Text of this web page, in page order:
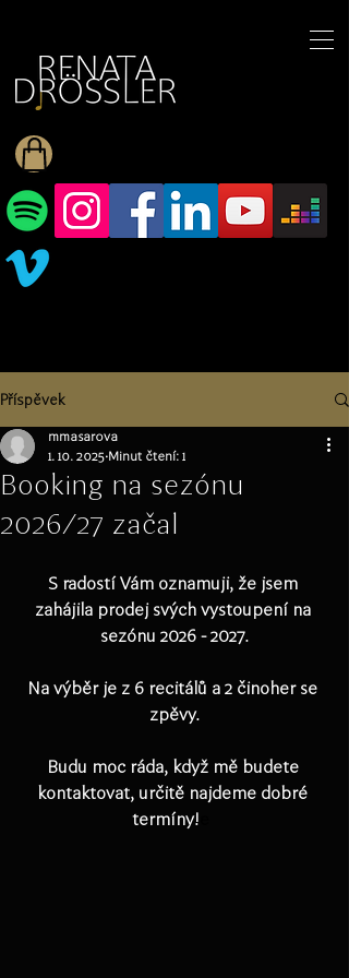
Příspěvek
Booking na sezónu
2026/27 začal
mmasarova
1. 10. 2025 Minut čtení: 1
S radostí Vám oznamuji, že jsem
zahájila prodej svých vystoupení na
sezónu 2026 - 2027.
Na výběr je z 6 recitálů a 2 činoher se
zpěvy.
Budu moc ráda, když mě budete
kontaktovat, určitě najdeme dobré
termíny!